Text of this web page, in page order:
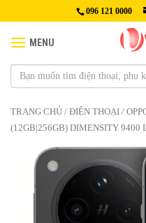
096 121 0000
MENU
TRANG CHỦ / ĐIỆN THOẠI /
(12GB|256GB) DIMENSITY 9400